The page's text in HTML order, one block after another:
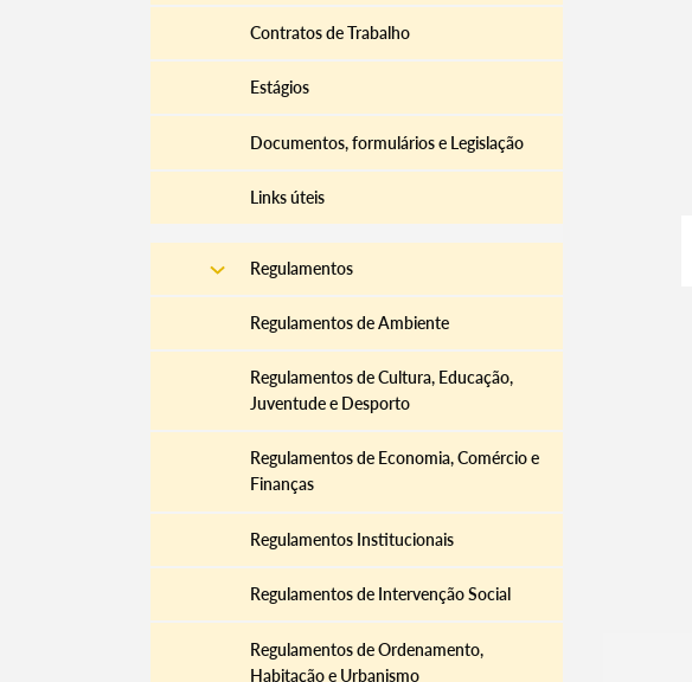
Termo de Pesquisa
Categorias gerais
Contratos de Trabalho
Estágios
Documentos, formulários e Legislação
Links úteis
Regulamentos
Regulamentos de Ambiente
Regulamentos de Cultura, Educação,
Juventude e Desporto
Regulamentos de Economia, Comércio e
Finanças
Regulamentos Institucionais
Regulamentos de Intervenção Social
Regulamentos de Ordenamento,
Habitação e Urbanismo